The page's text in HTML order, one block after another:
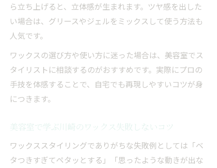
ら立ち上げると、立体感が生まれます。ツヤ感を出した
い場合は、グリースやジェルをミックスして使う方法も
人気です。
ワックスの選び方や使い方に迷った場合は、美容室でス
タイリストに相談するのがおすすめです。実際にプロの
手技を体感することで、自宅でも再現しやすいコツが身
につきます。
美容室で学ぶ川崎のワックス失敗しないコツ
ワックススタイリングでありがちな失敗例としては「ベ
タつきすぎてペタッとする」「思ったような動きが出な